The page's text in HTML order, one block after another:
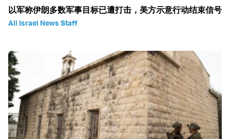
以军称伊朗多数军事目标已遭打击，美方示意行动结束信号
All Israel News Staff